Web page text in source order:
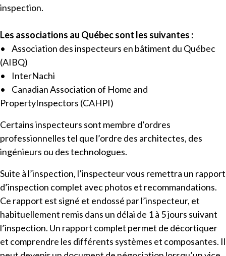
inspection.
Les associations au Québec sont les suivantes :
• Association des inspecteurs en bâtiment du Québec
(AIBQ)
• InterNachi
• Canadian Association of Home and
PropertyInspectors (CAHPI)
Certains inspecteurs sont membre d’ordres
professionnelles tel que l’ordre des architectes, des
ingénieurs ou des technologues.
Suite à l’inspection, l’inspecteur vous remettra un rapport
d’inspection complet avec photos et recommandations.
Ce rapport est signé et endossé par l’inspecteur, et
habituellement remis dans un délai de 1 à 5 jours suivant
l’inspection. Un rapport complet permet de décortiquer
et comprendre les différents systèmes et composantes. Il